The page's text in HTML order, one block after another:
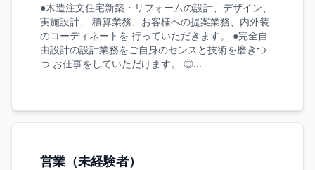
●木造注文住宅新築・リフォームの設計、デザイン、
実施設計、 積算業務、お客様への提案業務、内外装
のコーディネートを 行っていただきます。 ●完全自
由設計の設計業務をご自身のセンスと技術を磨きつ
つ お仕事をしていただけます。 ◎...
営業（未経験者）